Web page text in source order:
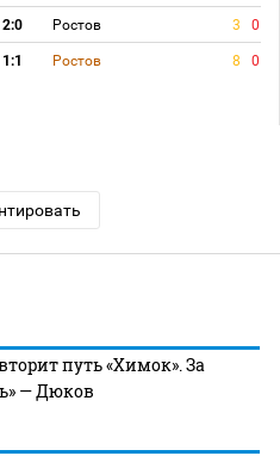
2:0 Ростов 3 0
1:1 Ростов 8 0
путь «Химок». За
— Дюков